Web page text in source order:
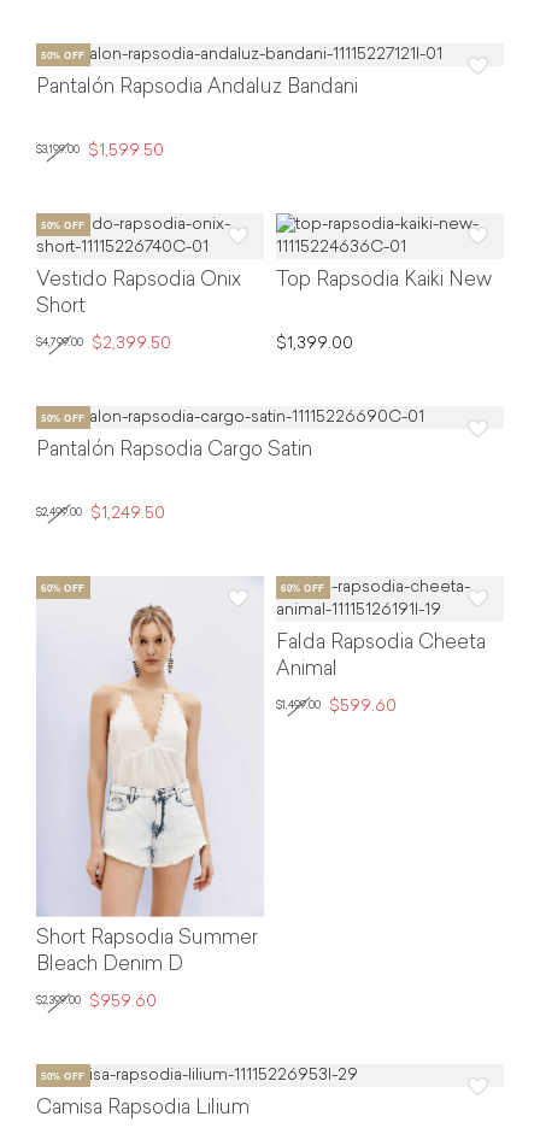
Pantalón Rapsodia Andaluz Bandani
$3,199.00 $1,599.50
Vestido Rapsodia Onix
Short
$4,799.00 $2,399.50
Top Rapsodia Kaiki New
$1,399.00
Pantalón Rapsodia Cargo Satin
$2,499.00 $1,249.50
Short Rapsodia Summer
Bleach Denim D
$2,399.00 $959.60
Falda Rapsodia Cheeta
Animal
$1,499.00 $599.60
Camisa Rapsodia Lilium